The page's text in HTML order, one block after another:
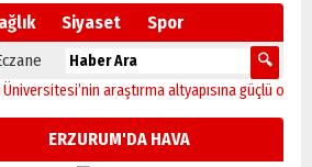
Siyaset Spor
araştırma altyapısına güçlü onay 12:04
ERZURUM'DA HAVA